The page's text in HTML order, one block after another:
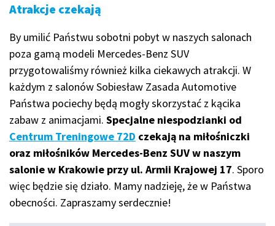
Atrakcje czekają
By umilić Państwu sobotni pobyt w naszych salonach
poza gamą modeli Mercedes-Benz SUV
przygotowaliśmy również kilka ciekawych atrakcji. W
każdym z salonów Sobiesław Zasada Automotive
Państwa pociechy będą mogły skorzystać z kącika
zabaw z animacjami. Specjalne niespodzianki od
Centrum Treningowe 72D czekają na miłośniczki
oraz miłośników Mercedes-Benz SUV w naszym
salonie w Krakowie przy ul. Armii Krajowej 17. Sporo
więc będzie się działo. Mamy nadzieję, że w Państwa
obecności. Zapraszamy serdecznie!